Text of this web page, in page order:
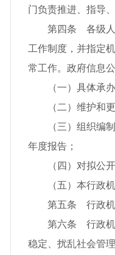
门负责推进、指导
第四条 各级人
工作制度，并指定
常工作。政府信息
（一）具体承
（二）维护和
（三）组织编
年度报告；
（四）对拟公
（五）本行政
第五条 行政机
第六条 行政机
稳定、扰乱社会管